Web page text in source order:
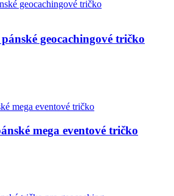
geocachingové tričko
mega eventové tričko